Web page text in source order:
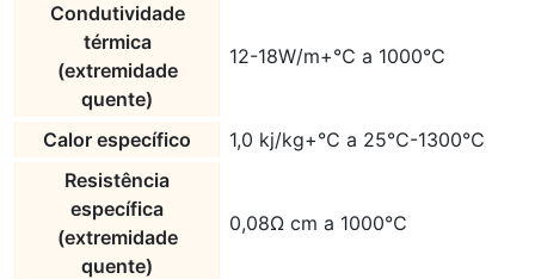
Condutividade
térmica
(extremidade
quente)
12-18W/m+℃ a 1000℃
Calor específico
1,0 kj/kg+℃ a 25℃-1300℃
Resistência
específica
(extremidade
quente)
0,08Ω cm a 1000℃